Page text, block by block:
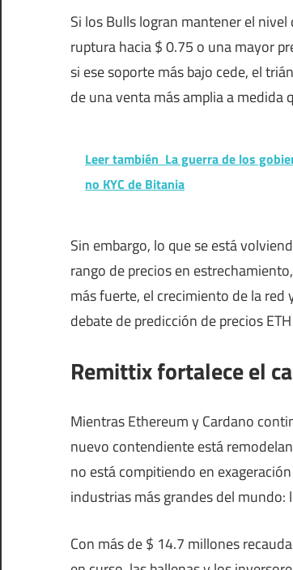
Si los Bulls logran mantener el
ruptura hacia $ 0.75 o una mayor
si ese soporte más bajo cede, el
de una venta más amplia a medida
Leer también La guerra de los
no KYC de Bitania
Sin embargo, lo que se está
rango de precios en
más fuerte, el crecimiento de la
debate de predicción de precios
Remittix fortalece el
Mientras Ethereum y Cardano
nuevo contendiente está
no está compitiendo en
industrias más grandes del
Con más de $ 14.7 millones